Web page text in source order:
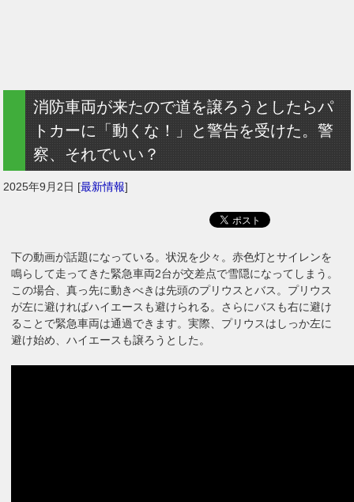
消防車両が来たので道を譲ろうとしたらパ
トカーに「動くな！」と警告を受けた。警
察、それでいい？
2025年9月2日 [最新情報]
下の動画が話題になっている。状況を少々。赤色灯とサイレンを
鳴らして走ってきた緊急車両2台が交差点で雪隠になってしまう。
この場合、真っ先に動きべきは先頭のプリウスとバス。プリウス
が左に避ければハイエースも避けられる。さらにバスも右に避け
ることで緊急車両は通過できます。実際、プリウスはしっか左に
避け始め、ハイエースも譲ろうとした。